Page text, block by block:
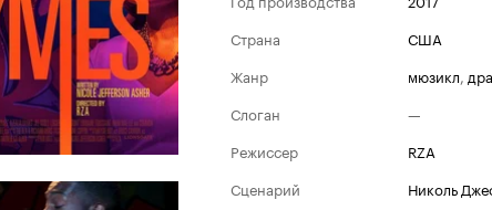
Страна
США
Жанр
мюзикл,
Слоган
—
Режиссер
RZA
Сценарий
Николь